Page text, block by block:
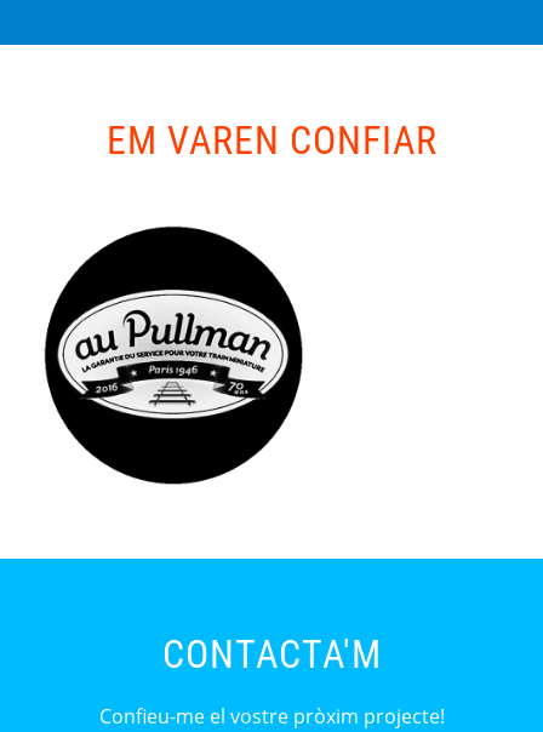
EM VAREN CONFIAR
CONTACTA'M
Confieu-me el vostre pròxim projecte!